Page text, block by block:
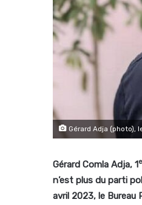
Gérard Adja (photo),
Gérard Comla Adja, 1
n’est plus du parti
avril 2023, le Bureau